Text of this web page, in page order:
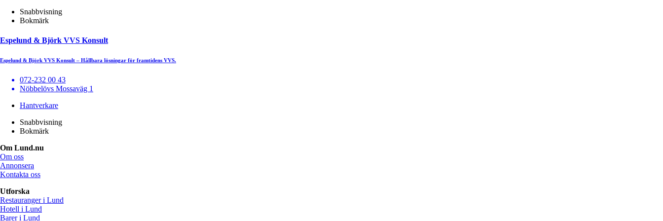
Snabbvisning
Bokmärk
Espelund & Björk VVS Konsult
Espelund & Björk VVS Konsult – Hållbara lösningar för framtidens VVS.
072-232 00 43
Nöbbelövs Mossaväg 1
Hantverkare
Snabbvisning
Bokmärk
Om Lund.nu
Om oss
Annonsera
Kontakta oss
Utforska
Restauranger i Lund
Hotell i Lund
Barer i Lund